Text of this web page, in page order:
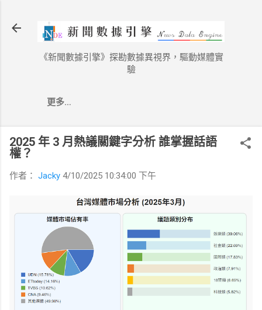
《新聞數據引擎》探勘數據異視界，驅動媒體實
驗
更多…
2025 年 3 月熱議關鍵字分析 誰掌握話語
權？
作者： Jacky 4/10/2025 10:34:00 下午